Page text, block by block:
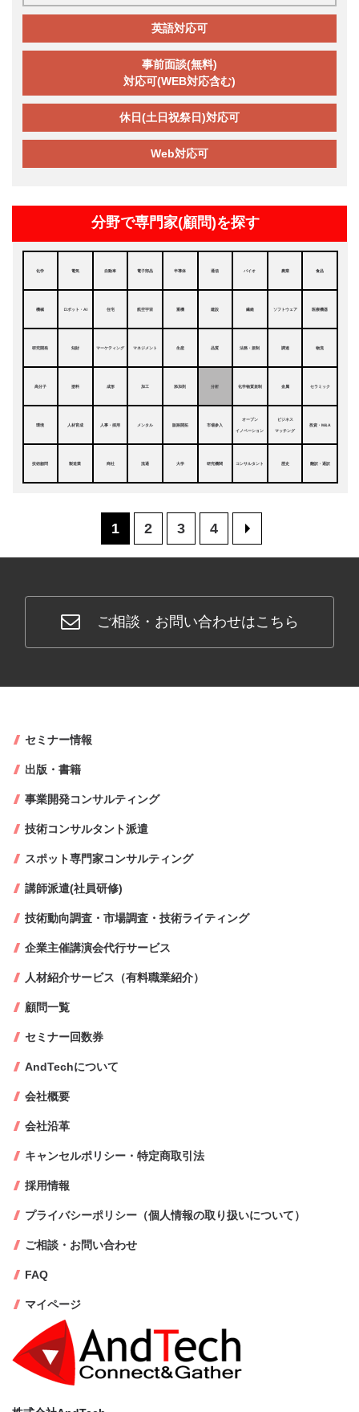
英語対応可
事前面談(無料)
対応可(WEB対応含む)
休日(土日祝祭日)対応可
Web対応可
分野で専門家(顧問)を探す
化学 電気 自動車 電子部品 半導体 通信 バイオ 農業 食品
機械 ロボット・AI 住宅 航空宇宙 重機 建設 繊維 ソフトウェア 医療機器
研究開発 知財 マーケティング マネジメント 生産 品質 法務・規制 調達 物流
高分子 塗料 成形 加工 添加剤 分析 化学物質規制 金属 セラミック
環境 人材育成 人事・採用 メンタル 販路開拓 市場参入
オープン
イノベーション
ビジネス
マッチング
投資・M&A
技術顧問 製造業 商社 流通 大学 研究機関 コンサルタント 歴史 翻訳・通訳
1 2 3 4 >
ご相談・お問い合わせはこちら
セミナー情報
出版・書籍
事業開発コンサルティング
技術コンサルタント派遣
スポット専門家コンサルティング
講師派遣(社員研修)
技術動向調査・市場調査・技術ライティング
企業主催講演会代行サービス
人材紹介サービス（有料職業紹介）
顧問一覧
セミナー回数券
AndTechについて
会社概要
会社沿革
キャンセルポリシー・特定商取引法
採用情報
プライバシーポリシー（個人情報の取り扱いについて）
ご相談・お問い合わせ
FAQ
マイページ